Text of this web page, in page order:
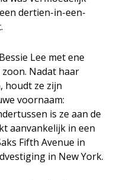
dertien-in-een-
Lee met ene
Nadat haar
houdt ze zijn
voornaam:
is ze aan de
aanvankelijk in een
Fifth Avenue in
in New York.